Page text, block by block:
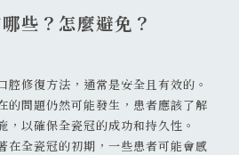
些？怎麼避免？
腔修復方法，通常是安全且有效的。
的問題仍然可能發生，患者應該了解
，以確保全瓷冠的成功和持久性。
在全瓷冠的初期，一些患者可能會感